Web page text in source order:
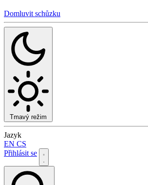
Domluvit schůzku
Tmavý režim
Jazyk
EN CS
Přihlásit se